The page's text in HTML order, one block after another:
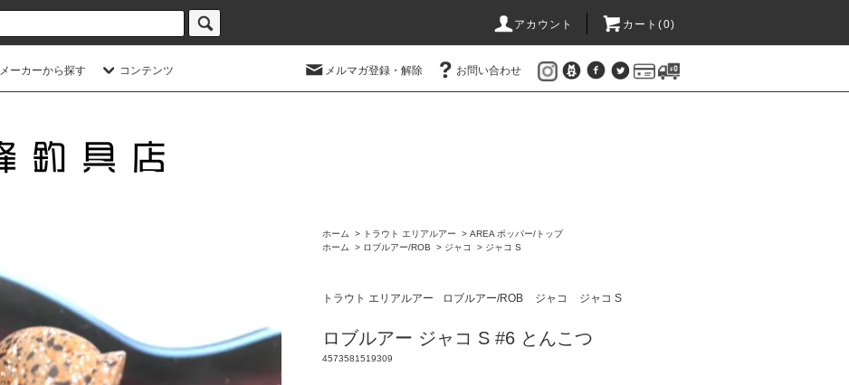
アカウント カート(0)
メーカーから探す コンテンツ メルマガ登録・解除 お問い合わせ
ホーム > トラウト エリアルアー > AREA ポッパー/トップ
ホーム
> ロブルアー/ROB > ジャコ > ジャコ S
トラウト エリアルアー ロブルアー/ROB ジャコ ジャコ S
ロブルアー ジャコ S #6 とんこつ
4573581519309